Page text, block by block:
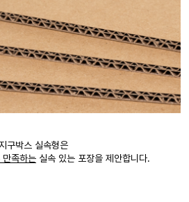
지구박스 실속형은
만족하는 실속 있는 포장을 제안합니다.